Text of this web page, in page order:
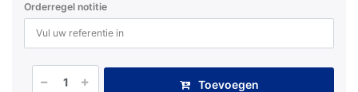
Orderregel notitie
Toevoegen